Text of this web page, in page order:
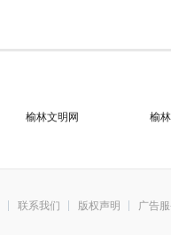
榆林文明网 榆
联系我们 版权声明 广告